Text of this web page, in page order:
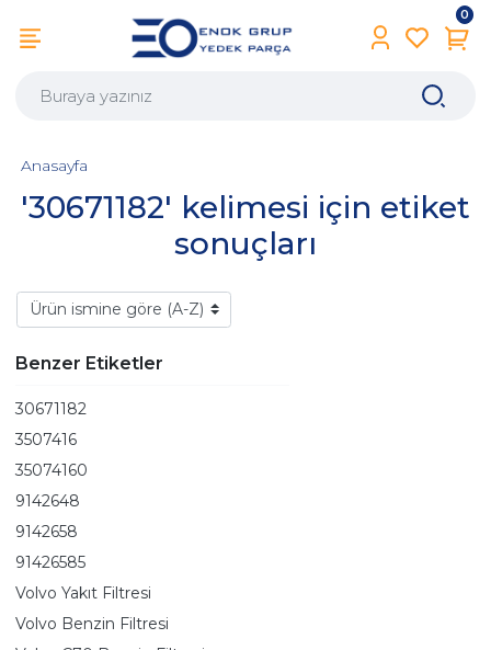
0
'30671182' kelimesi için etiket
sonuçları
Anasayfa
Benzer Etiketler
30671182
3507416
35074160
9142648
9142658
91426585
Volvo Yakıt Filtresi
Volvo Benzin Filtresi